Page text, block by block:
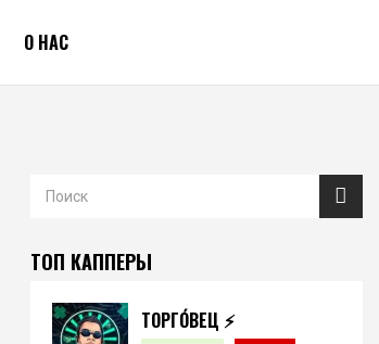
О НАС
ТОП КАППЕРЫ
ТОРГО́ВЕЦ ⚡️